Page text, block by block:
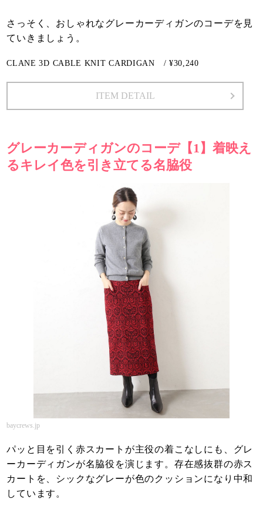
さっそく、おしゃれなグレーカーディガンのコーデを見
ていきましょう。
CLANE 3D CABLE KNIT CARDIGAN / ¥30,240
ITEM DETAIL
グレーカーディガンのコーデ【1】着映え
るキレイ色を引き立てる名脇役
baycrews.jp
パッと目を引く赤スカートが主役の着こなしにも、グレ
ーカーディガンが名脇役を演じます。存在感抜群の赤ス
カートを、シックなグレーが色のクッションになり中和
しています。